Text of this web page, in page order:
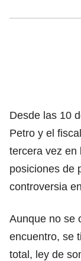
Desde las 10
Petro y el
tercera vez en
posiciones de
controversia
Aunque no se
encuentro, se
total, ley de